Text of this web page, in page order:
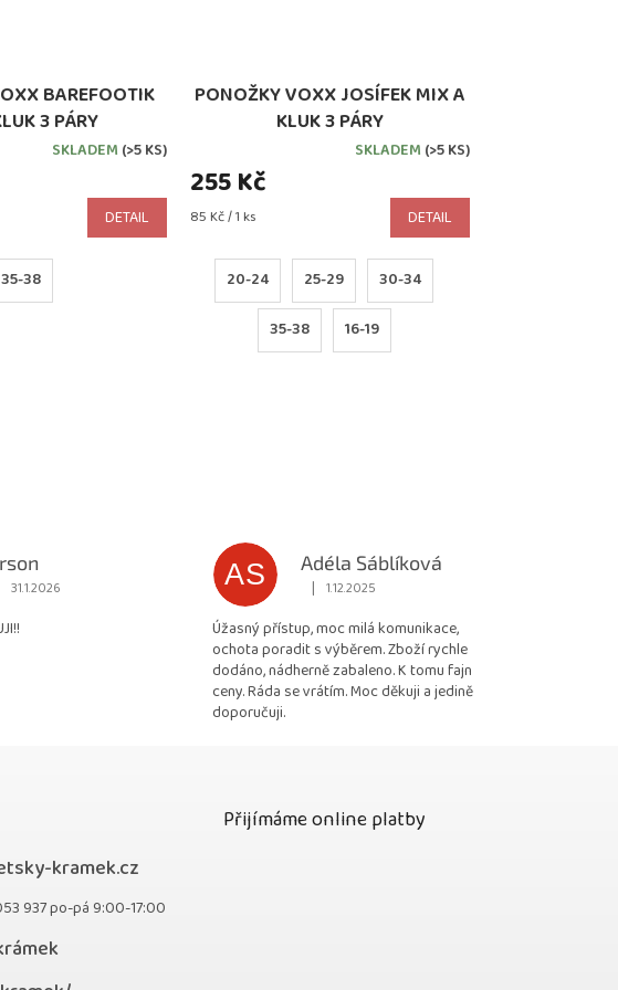
BAREFOOTIK
3 PÁRY
SKLADEM (>5 KS)
DETAIL
35-38
PONOŽKY VOXX JOSÍFEK MIX A
KLUK 3 PÁRY
SKLADEM (>5 KS)
255 Kč
Měrná
85 Kč / 1 ks DETAIL
20-24 25-29 30-34
35-38 16-19
obchodu je 5 z 5 hvězdiček.
31.1.2026 AS
Adéla Sáblíková
Hodnocení obchodu je 5 z 5 hvězdiček.
| 1.12.2025
Úžasný přístup, moc milá komunikace,
ochota poradit s výběrem. Zboží rychle
dodáno, nádherně zabaleno. K tomu fajn
ceny. Ráda se vrátím. Moc děkuji a jedině
doporučuji.
kramek.cz
937 po-pá 9:00-17:00
Přijímáme online platby